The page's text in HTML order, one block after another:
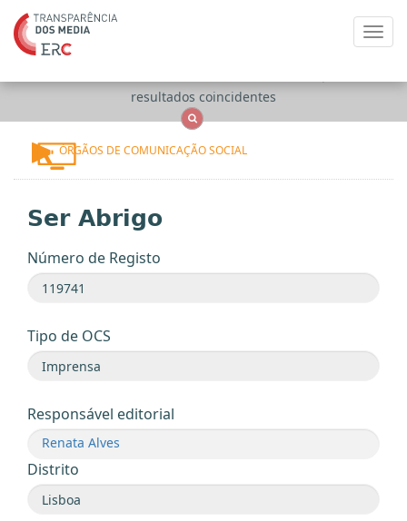
resultados coincidentes
ÓRGÃOS DE COMUNICAÇÃO SOCIAL
Ser Abrigo
Número de Registo
Tipo de OCS
Responsável editorial
Renata Alves
Distrito